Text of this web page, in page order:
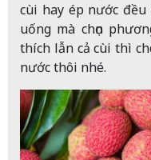
cùi hay ép nước đều
uống mà chọn
thích lẫn cả cùi thì
nước thôi nhé.